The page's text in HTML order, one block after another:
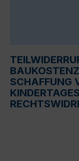
SCHAFFUNG